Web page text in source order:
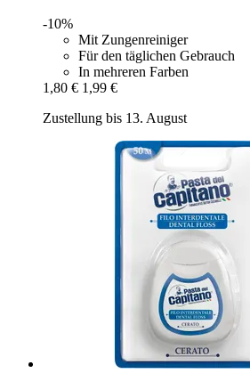
-10%
Mit Zungenreiniger
Für den täglichen Gebrauch
In mehreren Farben
1,80 € 1,99 €
Zustellung bis 13. August